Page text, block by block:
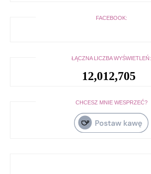
FACEBOOK:
ŁĄCZNA LICZBA WYŚWIETLEŃ:
12,012,705
CHCESZ MNIE WESPRZEĆ?